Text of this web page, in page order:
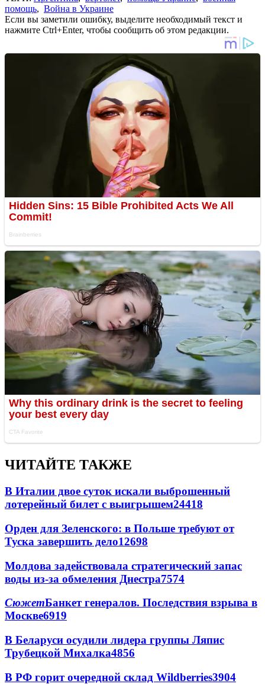
помощь, Война в Украине
Если вы заметили ошибку, выделите необходимый текст и
нажмите Ctrl+Enter, чтобы сообщить об этом редакции.
ЧИТАЙТЕ ТАКЖЕ
В Италии двое суток искали выброшенный
лотерейный билет с выигрышем24418
Орден для Зеленского: в Польше требуют от
Туска завершить дело12698
Молдова задействовала стратегический запас
воды из-за обмеления Днестра7574
СюжетБанкет генералов. Последствия взрыва в
Москве6919
В Беларуси осудили лидера группы Ляпис
Трубецкой Михалка4856
В РФ горит очередной склад Wildberries3904